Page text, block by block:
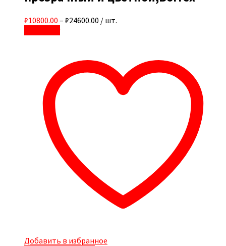
₽10800.00 – ₽24600.00 / шт.
Добавить в избранное